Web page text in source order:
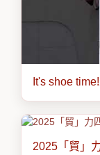
It's shoe
2025「貿」